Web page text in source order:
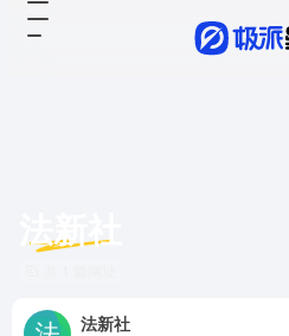
法新社
法新社